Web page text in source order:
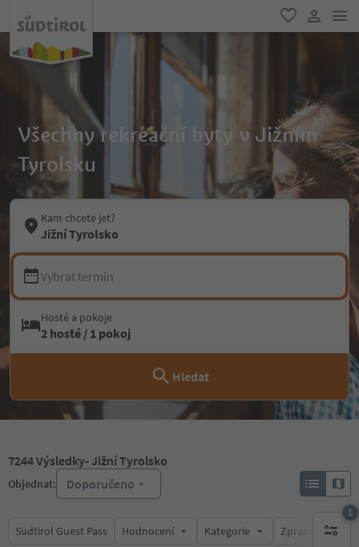
oblíbené
Všechny rekreační byty v Jižním
Tyrolsku
Kam chcete jet?
Jižní Tyrolsko
Vybrat termín
Hosté a pokoje
2 hosté / 1 pokoj
Hledat
7244Výsledky- Jižní Tyrolsko
Objednat: Doporučeno
Südtirol Guest Pass Hodnocení Kategorie Zpracovává
1
1